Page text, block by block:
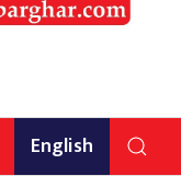
English